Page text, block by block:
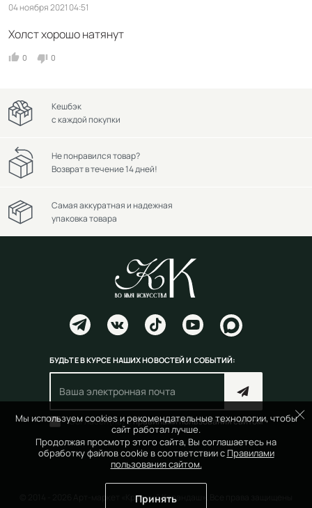
04 ноября 2021 04:51
Холст хорошо натянут
0 0
Мы используем cookies и рекомендательные технологии, чтобы
сайт работал лучше.
Продолжая просмотр этого сайта, Вы соглашаетесь на
обработку файлов cookie в соответствии с Правилами
пользования сайтом.
Принять
Кешбэк
с каждой покупки
Не понравился товар?
Возврат в течение 14 дней!
Самая аккуратная и надежная
упаковка товара
БУДЬТЕ В КУРСЕ НАШИХ НОВОСТЕЙ И СОБЫТИЙ:
Согласен(на) справилами пользования сайтом
© 2014 - 2026 Арт-маркет «Красный Карандаш». Все права защищены